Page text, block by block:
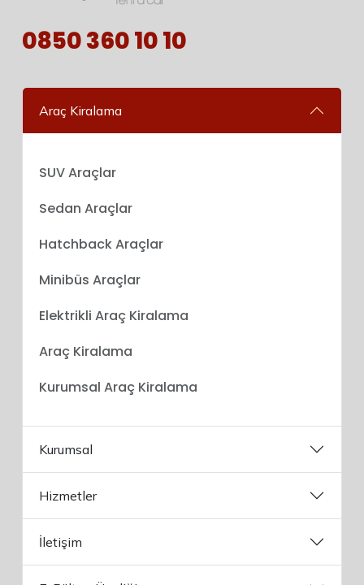
0850 360 10 10
Araç Kiralama
SUV Araçlar
Sedan Araçlar
Hatchback Araçlar
Minibüs Araçlar
Elektrikli Araç Kiralama
Araç Kiralama
Kurumsal Araç Kiralama
Kurumsal
Hizmetler
İletişim